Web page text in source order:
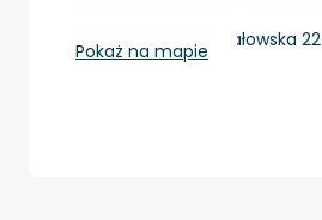
Szczecin, ul. Strzałowska 22
Pokaż na mapie